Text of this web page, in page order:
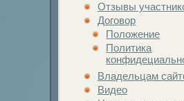
Отзывы
Договор
Положение
Политика
Владельцам
Видео